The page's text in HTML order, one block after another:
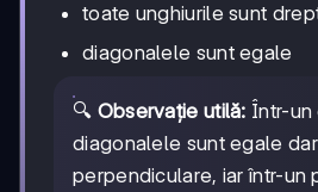
toate unghiurile sunt
diagonalele sunt egale
🔍 Observație utilă: Într-un
diagonalele sunt egale
perpendiculare, iar într-un